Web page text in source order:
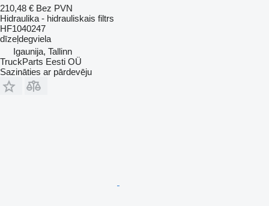
210,48 € Bez PVN
Hidraulika - hidrauliskais filtrs
HF1040247
dīzeļdegviela
Igaunija, Tallinn
TruckParts Eesti OÜ
Sazināties ar pārdevēju